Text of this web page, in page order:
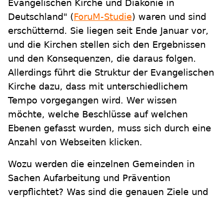
Evangelischen Kirche und Diakonie in
Deutschland" (ForuM-Studie) waren und sind
erschütternd. Sie liegen seit Ende Januar vor,
und die Kirchen stellen sich den Ergebnissen
und den Konsequenzen, die daraus folgen.
Allerdings führt die Struktur der Evangelischen
Kirche dazu, dass mit unterschiedlichem
Tempo vorgegangen wird. Wer wissen
möchte, welche Beschlüsse auf welchen
Ebenen gefasst wurden, muss sich durch eine
Anzahl von Webseiten klicken.
Wozu werden die einzelnen Gemeinden in
Sachen Aufarbeitung und Prävention
verpflichtet? Was sind die genauen Ziele und